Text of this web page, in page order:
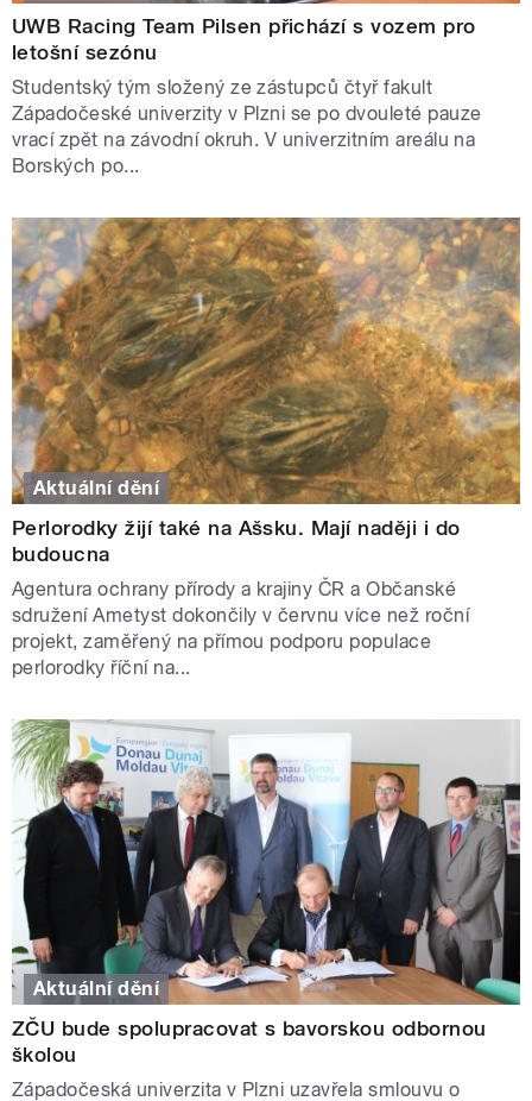
UWB Racing Team Pilsen přichází s vozem pro
letošní sezónu
Studentský tým složený ze zástupců čtyř fakult
Západočeské univerzity v Plzni se po dvouleté pauze
vrací zpět na závodní okruh. V univerzitním areálu na
Borských po...
Aktuální dění
Perlorodky žijí také na Ašsku. Mají naději i do
budoucna
Agentura ochrany přírody a krajiny ČR a Občanské
sdružení Ametyst dokončily v červnu více než roční
projekt, zaměřený na přímou podporu populace
perlorodky říční na...
Aktuální dění
ZČU bude spolupracovat s bavorskou odbornou
školou
Západočeská univerzita v Plzni uzavřela smlouvu o